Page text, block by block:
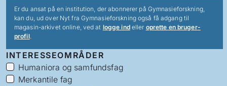
Er du ansat på en institution, der abonnerer på Gymnasieforskning,
kan du, ud over Nyt fra Gymnasieforskning også få adgang til
magasin-arkivet online, ved at logge indeller oprette en bruger-
profil.
INTERESSEOMRÅDER
Humaniora og samfundsfag
Merkantile fag